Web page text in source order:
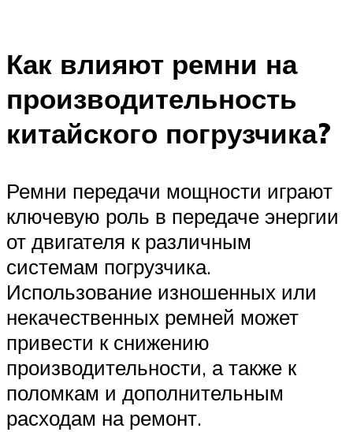
Как влияют ремни на
производительность
китайского погрузчика?
Ремни передачи мощности играют
ключевую роль в передаче энергии
от двигателя к различным
системам погрузчика.
Использование изношенных или
некачественных ремней может
привести к снижению
производительности, а также к
поломкам и дополнительным
расходам на ремонт.